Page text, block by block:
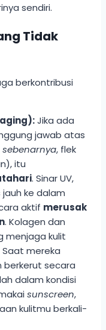
sendiri.
Tidak
berkontribusi
Jika ada
jawab atas
sebenarnya, flek
itu
. Sinar UV,
ke dalam
aktif merusak
. Kolagen dan
menjaga kulit
mereka
berkerut secara
dalam kondisi
sunscreen,
kulitmu berkali-